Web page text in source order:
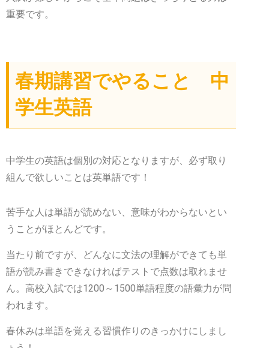
重要です。
春期講習でやること 中
学生英語
中学生の英語は個別の対応となりますが、必ず取り
組んで欲しいことは英単語です！
苦手な人は単語が読めない、意味がわからないとい
うことがほとんどです。
当たり前ですが、どんなに文法の理解ができても単
語が読み書きできなければテストで点数は取れませ
ん。高校入試では1200～1500単語程度の語彙力が問
われます。
春休みは単語を覚える習慣作りのきっかけにしまし